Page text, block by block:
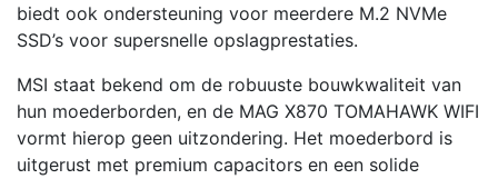
biedt ook ondersteuning voor meerdere M.2 NVMe
SSD’s voor supersnelle opslagprestaties.
MSI staat bekend om de robuuste bouwkwaliteit van
hun moederborden, en de MAG X870 TOMAHAWK WIFI
vormt hierop geen uitzondering. Het moederbord is
uitgerust met premium capacitors en een solide